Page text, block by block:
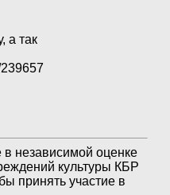
а так
независимой оценке
культуры КБР
принять участие в